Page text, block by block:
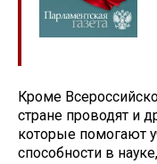
Кроме
стране проводят и
которые помогают
способности в